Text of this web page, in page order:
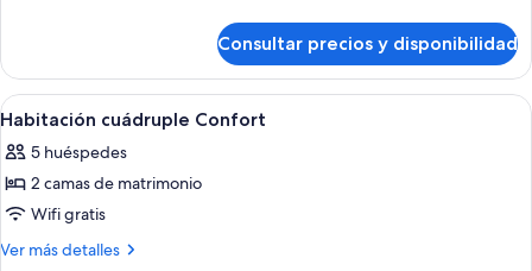
Grand
doble
Consultar precios y disponibilidad
Abrir
todas
las
fotos
de
Habitación
Habitación cuádruple Confort |
2
Habitación cuádruple Confort
5 huéspedes
2 camas de matrimonio
Wifi gratis
Ver más detalles
Más